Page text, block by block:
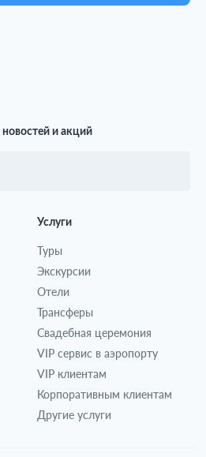
новостей и акций
Услуги
Туры
Экскурсии
Отели
Трансферы
Свадебная церемония
VIP сервис в аэропорту
VIP клиентам
Корпоративным клиентам
Другие услуги